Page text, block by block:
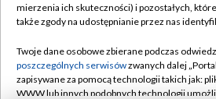
Naziemna Telewizja Cyfrowa
Rada Programowa
System NOS
Pomoc
Kontakt
mierzenia ich skuteczności) i pozostałych,
także zgody na udostępnianie przez nas
Twoje dane osobowe zbierane podczas
poszczególnych serwisówzwanych dalej
zapisywane za pomocą technologii takich jak:
WWW lub innych podobnych technologii